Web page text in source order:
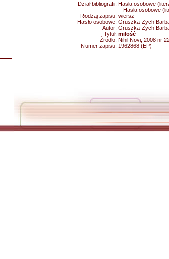
Dział bibliografii: Hasła osobowe
- Hasła osobowe
Rodzaj zapisu: wiersz
Hasło osobowe: Gruszka-Zych
Autor: Gruszka-Zych
Tytuł: miłość
Źródło: Nihil Novi, 2008 nr
Numer zapisu: 1962868 (EP)